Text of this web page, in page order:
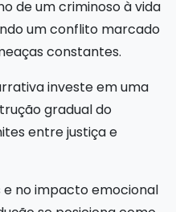
de um criminoso à vida
um conflito marcado
constantes.
investe em uma
gradual do
entre justiça e
no impacto emocional